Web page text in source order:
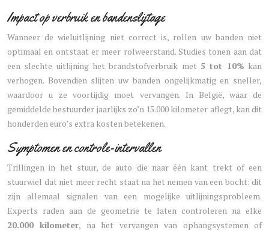
Impact op verbruik en bandenslijtage
Wanneer de wieluitlijning niet correct is, rollen uw banden niet
optimaal en ontstaat er meer rolweerstand. Studies tonen aan dat
een slechte uitlijning het brandstofverbruik met 5 tot 10% kan
verhogen. Bovendien slijten uw banden ongelijkmatig en sneller,
waardoor u ze voortijdig moet vervangen. In België, waar de
gemiddelde bestuurder jaarlijks zo’n 15.000 kilometer aflegt, kan dit
honderden euro’s extra kosten betekenen.
Symptomen en controle-intervallen
Trillingen in het stuur, de auto die naar één kant trekt of een
stuurwiel dat niet meer recht staat na het nemen van een bocht: dit
zijn allemaal signalen van een mogelijke uitlijningsprobleem.
Experts raden aan de geometrie te laten controleren na elke
20.000 kilometer, na het vervangen van ophangsystemen of